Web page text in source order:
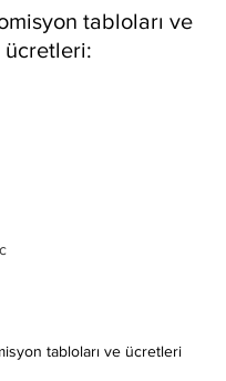
tabloları ve
ücretleri:
tabloları ve ücretleri